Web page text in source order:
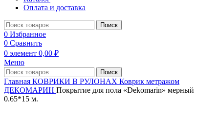
Оплата и доставка
Поиск
0 Избранное
0 Сравнить
0 элемент 0,00 ₽
Меню
Поиск
Главная КОВРИКИ В РУЛОНАХ Коврик метражом
ДЕКОМАРИН Покрытие для пола «Dekomarin» мерный
0.65*15 м.